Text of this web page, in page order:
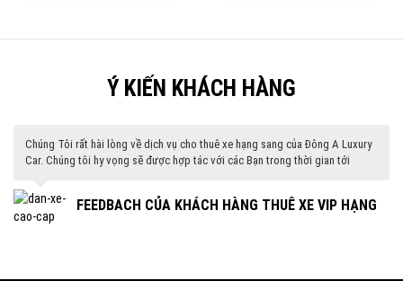
Ý KIẾN KHÁCH HÀNG
Chúng Tôi rất hài lòng về dịch vụ cho thuê xe hạng sang của Đông A Luxury
Car. Chúng tôi hy vọng sẽ được hợp tác với các Bạn trong thời gian tới
FEEDBACH CỦA KHÁCH HÀNG THUÊ XE VIP HẠNG